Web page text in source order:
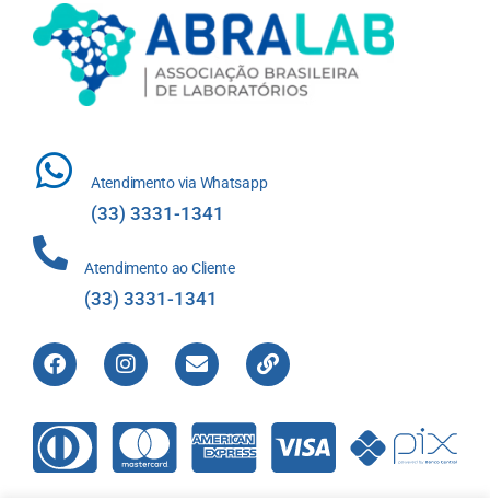
Atendimento via Whatsapp
(33) 3331-1341
Atendimento ao Cliente
(33) 3331-1341